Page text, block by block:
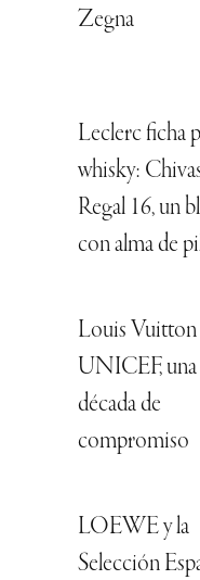
Zegna
Leclerc ficha
whisky:
Regal 16, un
con alma de
Louis Vuitton
UNICEF, una
década de
compromiso
LOEWE y la
Selección